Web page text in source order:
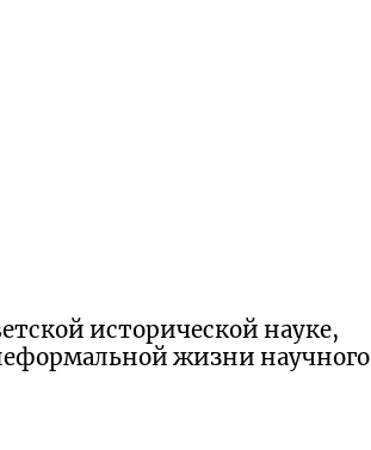
исторической науке,
жизни научного